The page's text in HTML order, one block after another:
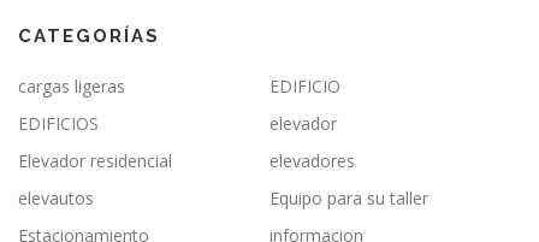
CATEGORÍAS
cargas ligeras
EDIFICIO
EDIFICIOS
elevador
Elevador residencial
elevadores
elevautos
Equipo para su taller
Estacionamiento
informacion